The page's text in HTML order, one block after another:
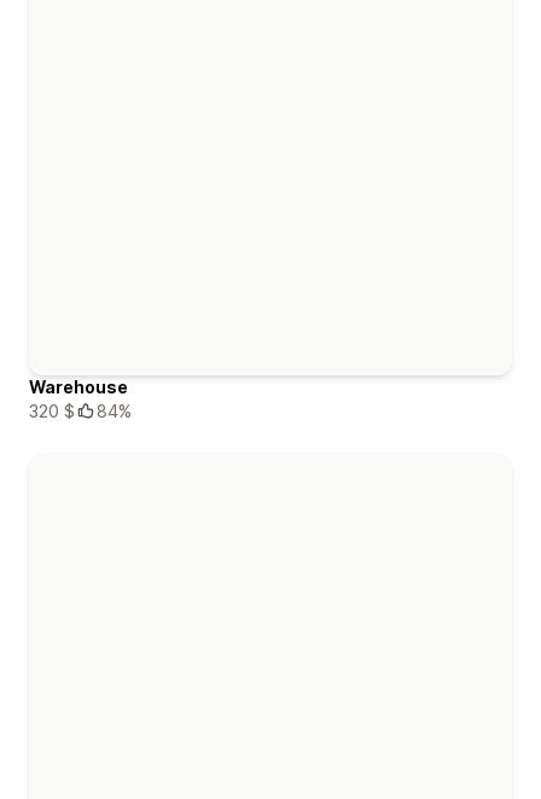
Warehouse
320 $
84%